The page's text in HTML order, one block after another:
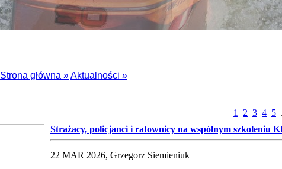
Strona główna »Aktualności »
1 2 3 4 5
Strażacy, policjanci i ratownicy na wspólnym szkoleniu
22 MAR 2026, Grzegorz Siemieniuk